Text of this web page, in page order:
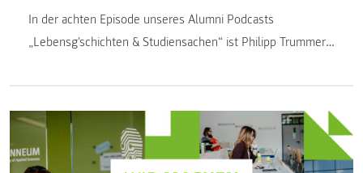
In der achten Episode unseres Alumni Podcasts
„Lebensg'schichten & Studiensachen“ ist Philipp Trummer